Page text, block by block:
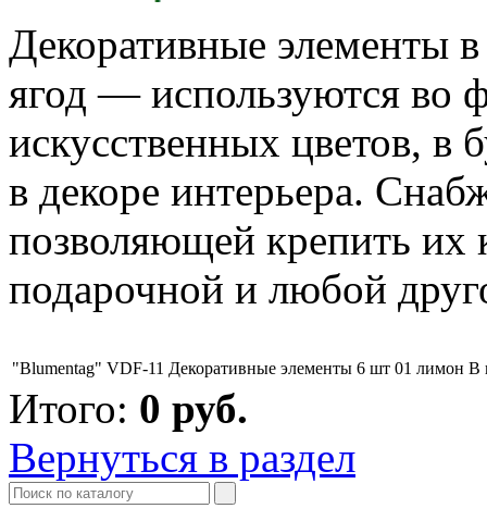
Декоративные элементы
ягод — используются во
искусственных цветов, в
в декоре интерьера.
позволяющей крепить их
подарочной и любой
"Blumentag" VDF-11 Декоративные элементы 6 шт 01 лимон В
Итого: 0 руб.
Вернуться в раздел